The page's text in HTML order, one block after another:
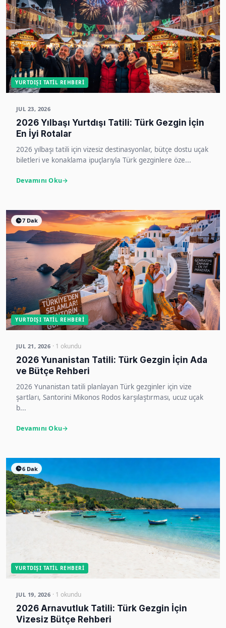
YURTDIŞI TATIL REHBERI
JUL 23, 2026
2026 Yılbaşı Yurtdışı Tatili: Türk Gezgin İçin
En İyi Rotalar
2026 yılbaşı tatili için vizesiz destinasyonlar, bütçe dostu uçak
biletleri ve konaklama ipuçlarıyla Türk gezginlere öze...
Devamını Oku
7 Dak
YURTDIŞI TATIL REHBERI
JUL 21, 2026 · 1 okundu
2026 Yunanistan Tatili: Türk Gezgin İçin Ada
ve Bütçe Rehberi
2026 Yunanistan tatili planlayan Türk gezginler için vize
şartları, Santorini Mikonos Rodos karşılaştırması, ucuz uçak
b...
Devamını Oku
6 Dak
YURTDIŞI TATIL REHBERI
JUL 19, 2026 · 1 okundu
2026 Arnavutluk Tatili: Türk Gezgin İçin
Vizesiz Bütçe Rehberi